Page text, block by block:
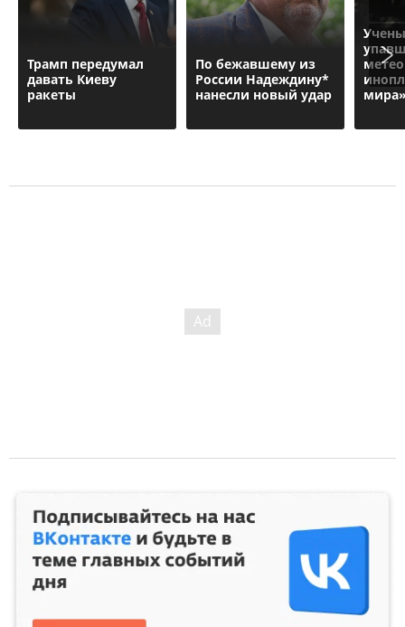
Трамп передумал
давать Киеву
ракеты
По бежавшему из
России Надеждину*
нанесли новый удар